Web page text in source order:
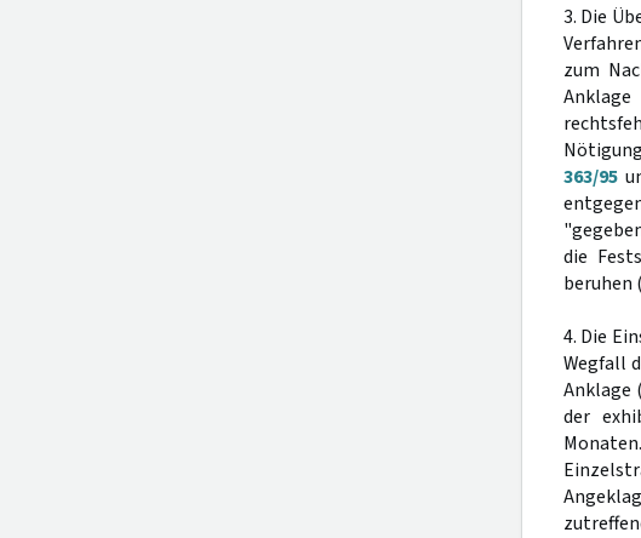
3. Die
zum
363/95
die
beruhen
4. Die
Wegfall
Anklage
der